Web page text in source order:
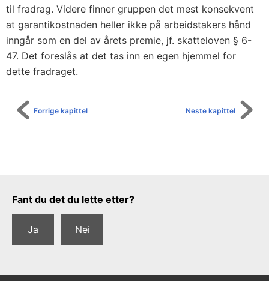
til fradrag. Videre finner gruppen det mest konsekvent
at garantikostnaden heller ikke på arbeidstakers hånd
inngår som en del av årets premie, jf. skatteloven § 6-
47. Det foreslås at det tas inn en egen hjemmel for
dette fradraget.
Neste kapittel
Forrige kapittel
Tilbakemeldingsskjema
Fant du det du lette etter?
Ja Nei